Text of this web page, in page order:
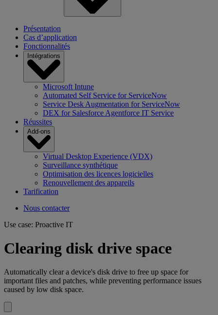
Présentation
Cas d’application
Fonctionnalités
Intégrations
Microsoft Intune
Automated Self Service for ServiceNow
Service Desk Augmentation for ServiceNow
DEX for Salesforce Agentforce IT Service
Réussites
Add-ons
Virtual Desktop Experience (VDX)
Surveillance synthétique
Optimisation des licences logicielles
Renouvellement des appareils
Tarification
Nous contacter
Use case: Proactive IT
Clearing disk drive space
Automatically clear a device's disk drive to free up space for
important files and patches, while preventing performance issues
caused by low disk space.